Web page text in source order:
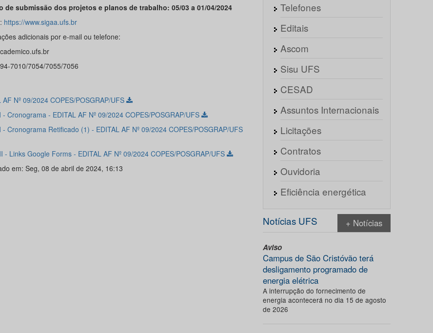
de submissão dos projetos e planos de trabalho: 05/03 a 01/04/2024
https://www.sigaa.ufs.br
adicionais por e-mail ou telefone:
7010/7054/7055/7056
AF Nº 09/2024 COPES/POSGRAP/UFS
- Cronograma - EDITAL AF Nº 09/2024 COPES/POSGRAP/UFS
- Cronograma Retificado (1) - EDITAL AF Nº 09/2024 COPES/POSGRAP/UFS
- Links Google Forms - EDITAL AF Nº 09/2024 COPES/POSGRAP/UFS
em: Seg, 08 de abril de 2024, 16:13
Telefones
Editais
Ascom
Sisu UFS
CESAD
Assuntos Internacionais
Licitações
Contratos
Ouvidoria
Eficiência energética
Notícias UFS + Notícias
Aviso
Campus de São Cristóvão terá
desligamento programado de
energia elétrica
A interrupção do fornecimento de
energia acontecerá no dia 15 de agosto
de 2026